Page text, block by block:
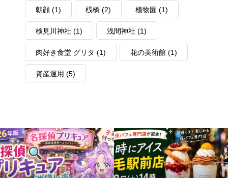
朝顔 (1) 桟橋 (2) 植物園 (1)
検見川神社 (1) 浅間神社 (1)
肉好き食堂 グリタ (1) 花の美術館 (1)
資産運用 (5)